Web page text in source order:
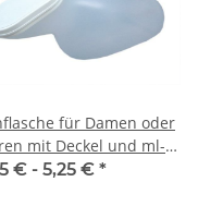
für Damen oder
mit Deckel und ml-
€ - 5,25 € *